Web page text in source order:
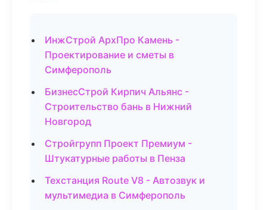
ИнжСтрой АрхПро Камень -
Проектирование и сметы в
Симферополь
БизнесСтрой Кирпич Альянс -
Строительство бань в Нижний
Новгород
Стройгрупп Проект Премиум -
Штукатурные работы в Пенза
Техстанция Route V8 - Автозвук и
мультимедиа в Симферополь